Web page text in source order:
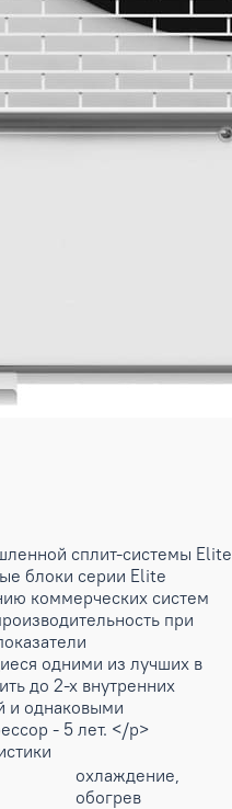
сплит-системы Elite
блоки серии Elite
коммерческих систем
при
одними из лучших в
до 2-х внутренних
и однаковыми
- 5 лет. </p>
охлаждение,
обогрев